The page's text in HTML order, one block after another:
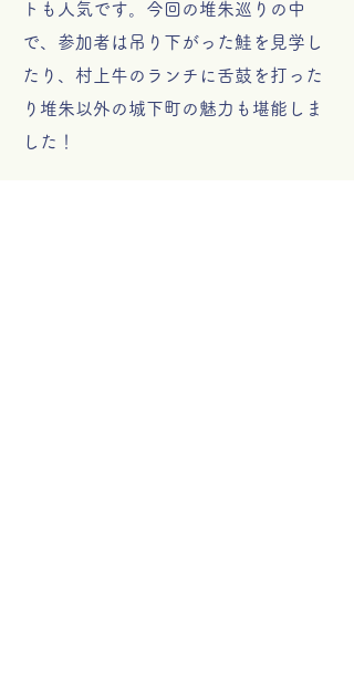
トも人気です。今回の堆朱巡りの中
で、参加者は吊り下がった鮭を見学し
たり、村上牛のランチに舌鼓を打った
り堆朱以外の城下町の魅力も堪能しま
した！